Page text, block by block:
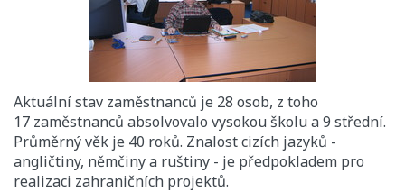
Aktuální stav zaměstnanců je 28 osob, z toho
17 zaměstnanců absolvovalo vysokou školu a 9 střední.
Průměrný věk je 40 roků. Znalost cizích jazyků -
angličtiny, němčiny a ruštiny - je předpokladem pro
realizaci zahraničních projektů.